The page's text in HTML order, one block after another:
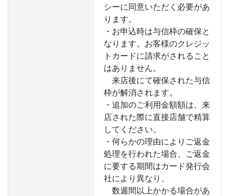
シーに同意いただく必要があ
ります。
・お申込時は与信枠の確保と
なります。お客様のクレジッ
トカードに請求がされること
はありません。
来店後にて確保された与信
枠が解消されます。
・追加のご利用金額額は、来
店された際に直接店舗で精算
してください。
・何らかの理由によりご返金
処理を行われた場合、ご返金
に要する期間はカード発行会
社により異なり、
数週間以上かかる場合があ